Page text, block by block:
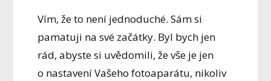
Vím, že to není jednoduché. Sám si
pamatuji na své začátky. Byl bych jen
rád, abyste si uvědomili, že vše je jen
o nastavení Vašeho fotoaparátu, nikoliv